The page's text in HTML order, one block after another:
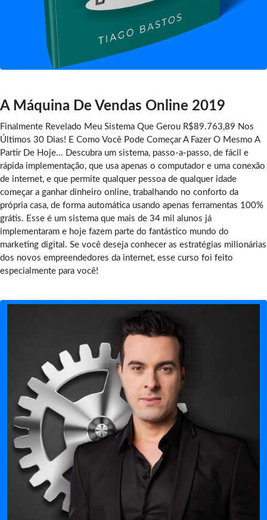
A Máquina De Vendas Online 2019
Finalmente Revelado Meu Sistema Que Gerou R$89.763,89 Nos
Últimos 30 Dias! E Como Você Pode Começar A Fazer O Mesmo A
Partir De Hoje... Descubra um sistema, passo-a-passo, de fácil e
rápida implementação, que usa apenas o computador e uma conexão
de internet, e que permite qualquer pessoa de qualquer idade
começar a ganhar dinheiro online, trabalhando no conforto da
própria casa, de forma automática usando apenas ferramentas 100%
grátis. Esse é um sistema que mais de 34 mil alunos já
implementaram e hoje fazem parte do fantástico mundo do
marketing digital. Se você deseja conhecer as estratégias milionárias
dos novos empreendedores da internet, esse curso foi feito
especialmente para você!